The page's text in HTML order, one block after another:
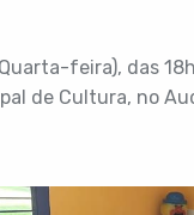
feira), das
de Cultura, no